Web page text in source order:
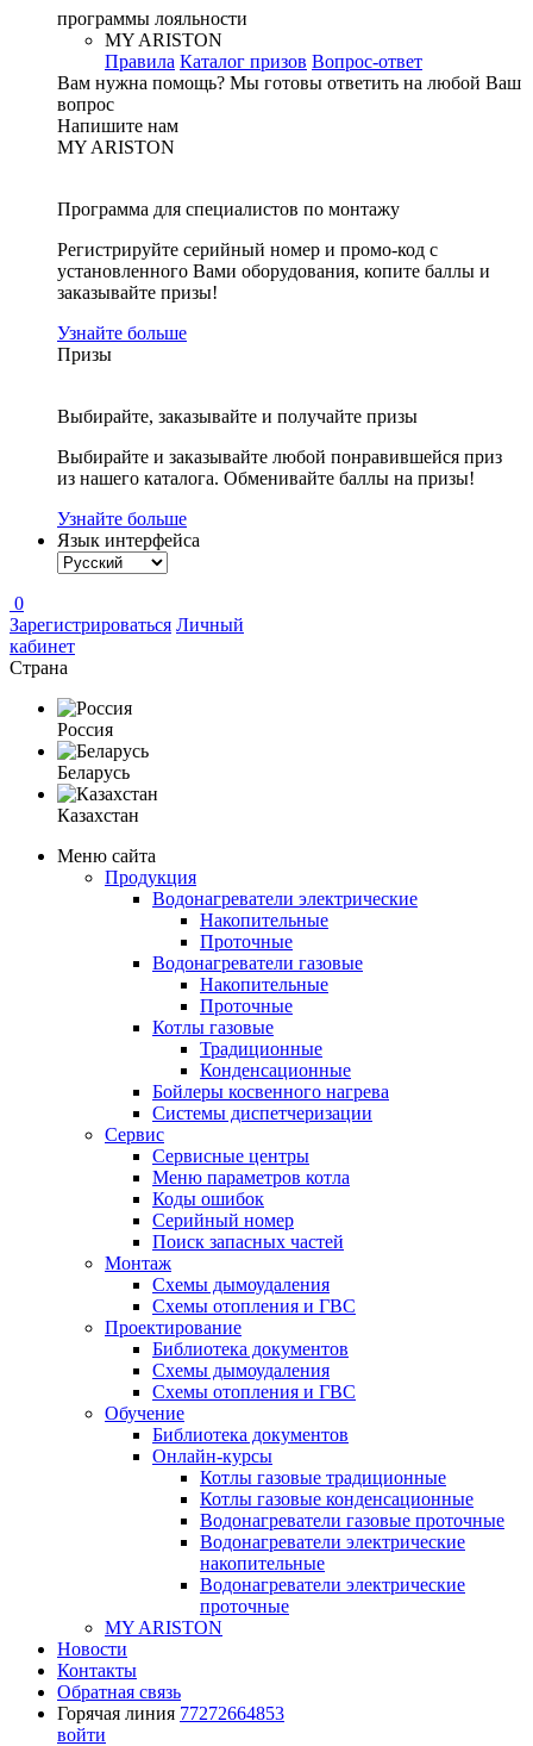
программы лояльности
MY ARISTON
Правила Каталог призов Вопрос-ответ
Вам нужна помощь? Мы готовы ответить на любой Ваш
вопрос
Напишите нам
MY ARISTON
Программа для специалистов по монтажу
Регистрируйте серийный номер и промо-код с
установленного Вами оборудования, копите баллы и
заказывайте призы!
Узнайте больше
Призы
Выбирайте, заказывайте и получайте призы
Выбирайте и заказывайте любой понравившейся приз
из нашего каталога. Обменивайте баллы на призы!
Узнайте больше
Язык интерфейса
0
Зарегистрироваться Личный
кабинет
Страна
Россия
Беларусь
Казахстан
Меню сайта
Продукция
Водонагреватели электрические
Накопительные
Проточные
Водонагреватели газовые
Накопительные
Проточные
Котлы газовые
Традиционные
Конденсационные
Бойлеры косвенного нагрева
Системы диспетчеризации
Сервис
Сервисные центры
Меню параметров котла
Коды ошибок
Серийный номер
Поиск запасных частей
Монтаж
Схемы дымоудаления
Схемы отопления и ГВС
Проектирование
Библиотека документов
Схемы дымоудаления
Схемы отопления и ГВС
Обучение
Библиотека документов
Онлайн-курсы
Котлы газовые традиционные
Котлы газовые конденсационные
Водонагреватели газовые проточные
Водонагреватели электрические
накопительные
Водонагреватели электрические
проточные
MY ARISTON
Новости
Контакты
Обратная связь
Горячая линия 77272664853
войти